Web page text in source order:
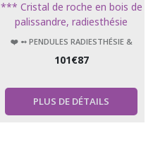
*** Cristal de roche en bois de
palissandre, radiesthésie
géobiologie sacrée divinatoire
❤️ ➻ PENDULES RADIESTHÉSIE &
101€87
PLUS DE DÉTAILS